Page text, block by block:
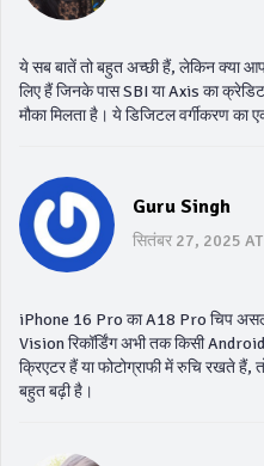
ये सब बातें तो बहुत अच्छी हैं, लेकिन क्या
लिए हैं जिनके पास SBI या Axis का क्रेडिट
मौका मिलता है। ये डिजिटल वर्गीकरण का
Guru Singh
सितंबर 27, 2025
iPhone 16 Pro का A18 Pro चिप
Vision रिकॉर्डिंग अभी तक किसी
क्रिएटर हैं या फोटोग्राफी में रुचि रखते
बहुत बढ़ी है।